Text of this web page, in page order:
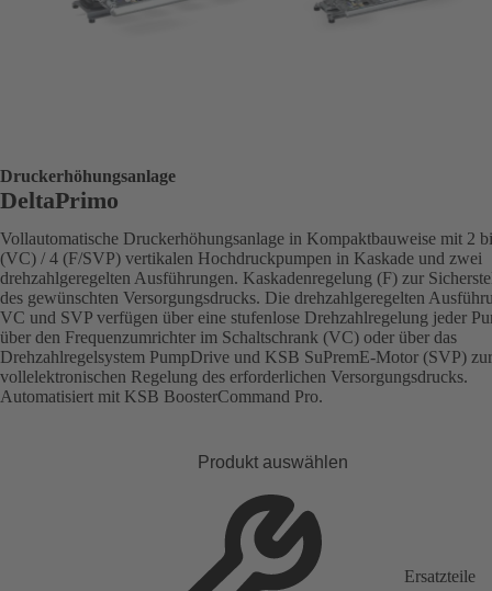
Druckerhöhungsanlage
DeltaPrimo
Vollautomatische Druckerhöhungsanlage in Kompaktbauweise mit 2
(VC) / 4 (F/SVP) vertikalen Hochdruckpumpen in Kaskade und zwei
drehzahlgeregelten Ausführungen. Kaskadenregelung (F) zur
des gewünschten Versorgungsdrucks. Die drehzahlgeregelten
VC und SVP verfügen über eine stufenlose Drehzahlregelung jeder
über den Frequenzumrichter im Schaltschrank (VC) oder über das
Drehzahlregelsystem PumpDrive und KSB SuPremE-Motor (SVP) zur
vollelektronischen Regelung des erforderlichen Versorgungsdrucks.
Automatisiert mit KSB BoosterCommand Pro.
Produkt auswählen
Ersatzteile